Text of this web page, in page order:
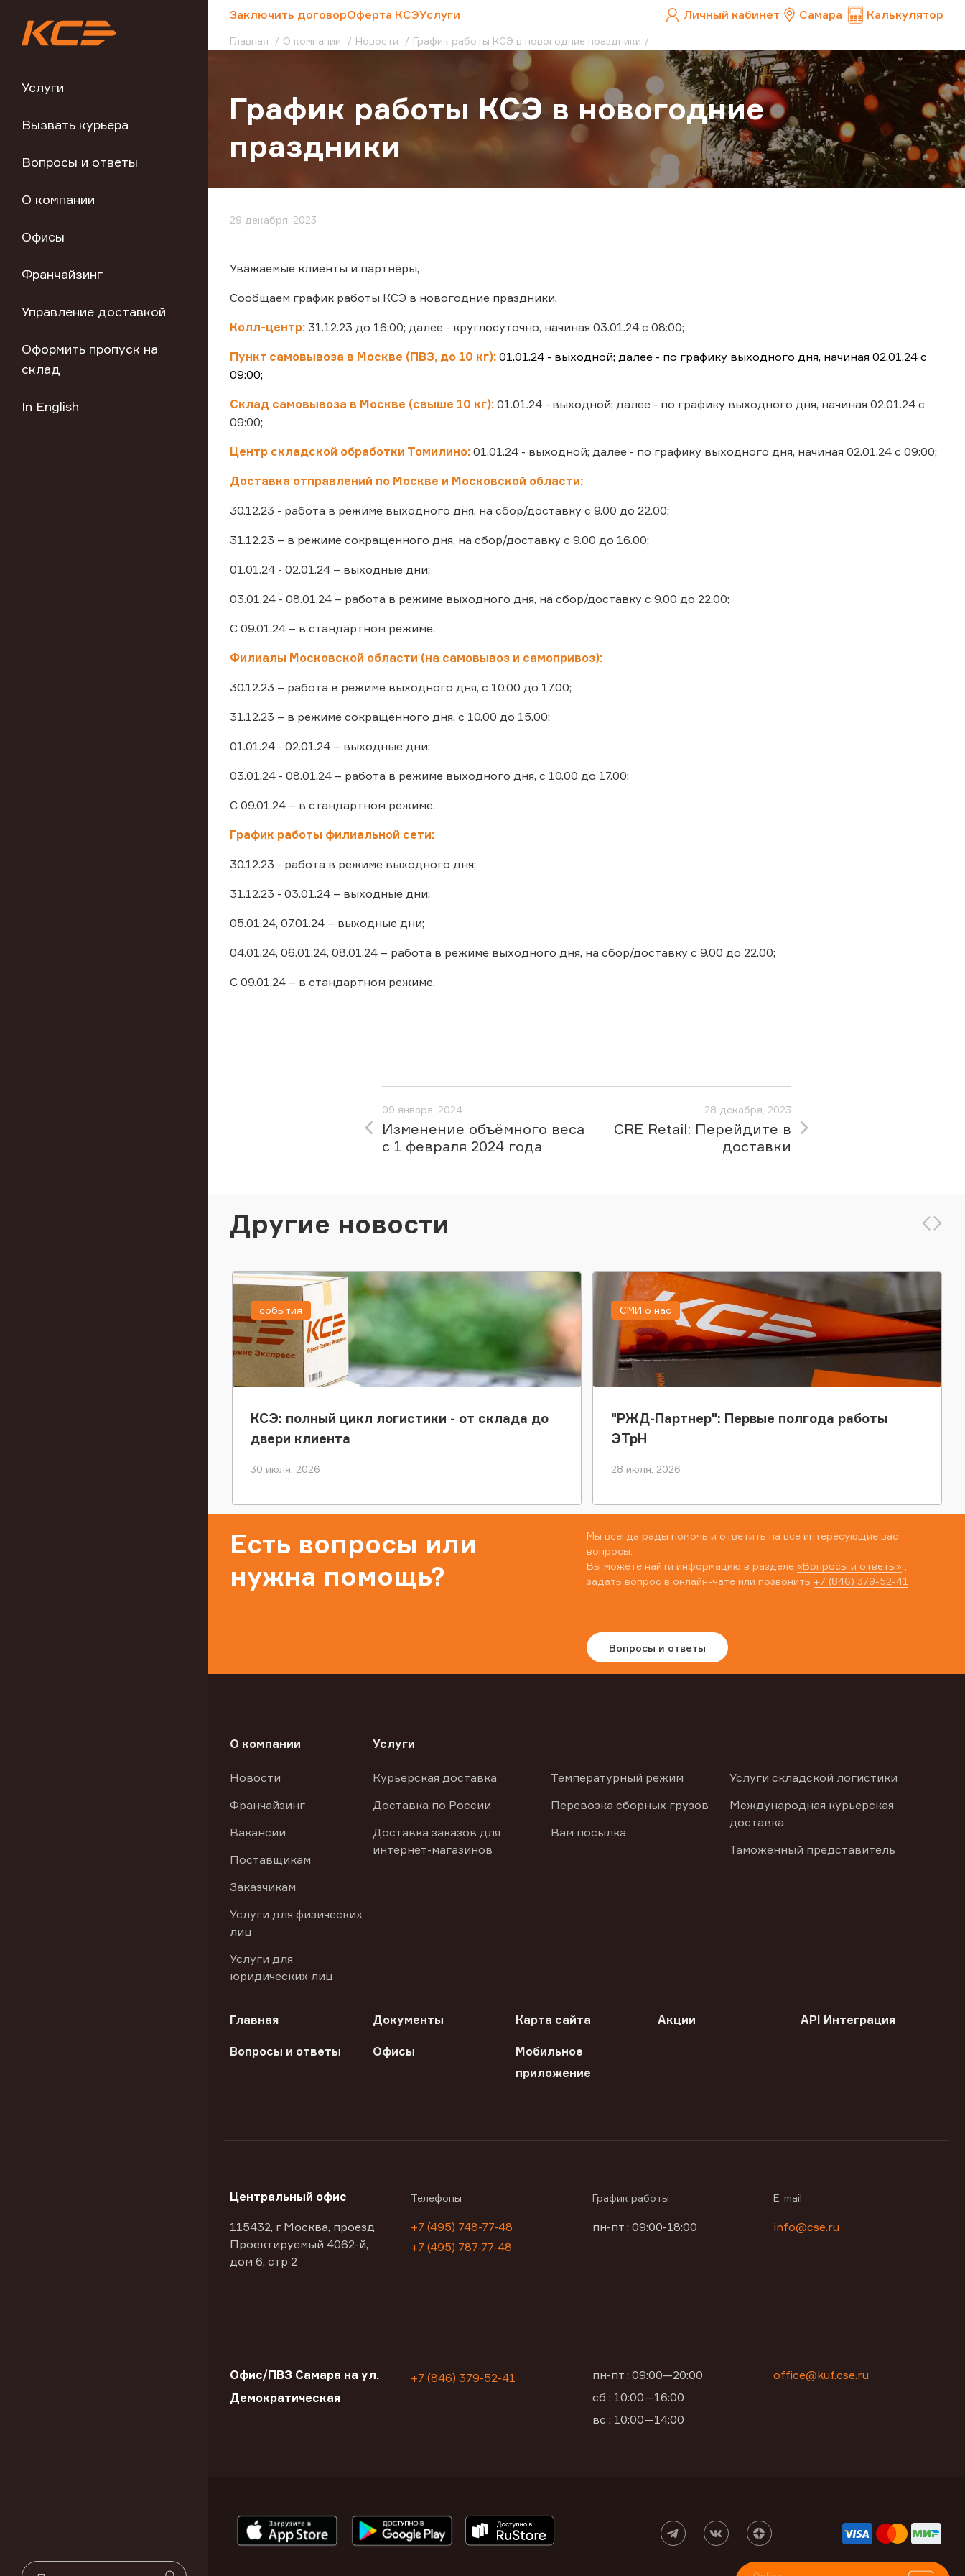
Услуги
Вызвать курьера
Вопросы и ответы
О компании
Офисы
Франчайзинг
Управление доставкой
Оформить пропуск на
склад
In English
Заключить договорОферта КСЭУслуги Личный кабинет Самара Калькулятор
Главная О компании Новости График работы КСЭ в новогодние праздники
График работы КСЭ в новогодние
праздники
29 декабря, 2023
Уважаемые клиенты и партнёры,
Сообщаем график работы КСЭ в новогодние праздники.
Колл-центр: 31.12.23 до 16:00; далее - круглосуточно, начиная 03.01.24 с 08:00;
Пункт самовывоза в Москве (ПВЗ, до 10 кг): 01.01.24 - выходной; далее - по графику выходного дня, начиная 02.01.24 с
09:00;
Склад самовывоза в Москве (свыше 10 кг): 01.01.24 - выходной; далее - по графику выходного дня, начиная 02.01.24 с
09:00;
Центр складской обработки Томилино: 01.01.24 - выходной; далее - по графику выходного дня, начиная 02.01.24 с 09:00;
Доставка отправлений по Москве и Московской области:
30.12.23 - работа в режиме выходного дня, на сбор/доставку с 9.00 до 22.00;
31.12.23 – в режиме сокращенного дня, на сбор/доставку с 9.00 до 16.00;
01.01.24 - 02.01.24 – выходные дни;
03.01.24 - 08.01.24 – работа в режиме выходного дня, на сбор/доставку с 9.00 до 22.00;
С 09.01.24 – в стандартном режиме.
Филиалы Московской области (на самовывоз и самопривоз):
30.12.23 – работа в режиме выходного дня, с 10.00 до 17.00;
31.12.23 – в режиме сокращенного дня, с 10.00 до 15.00;
01.01.24 - 02.01.24 – выходные дни;
03.01.24 - 08.01.24 – работа в режиме выходного дня, с 10.00 до 17.00;
С 09.01.24 – в стандартном режиме.
График работы филиальной сети:
30.12.23 - работа в режиме выходного дня;
31.12.23 - 03.01.24 – выходные дни;
05.01.24, 07.01.24 – выходные дни;
04.01.24, 06.01.24, 08.01.24 – работа в режиме выходного дня, на сбор/доставку с 9.00 до 22.00;
С 09.01.24 – в стандартном режиме.
09 января, 2024
Изменение объёмного веса
с 1 февраля 2024 года
28 декабря, 2023
CRE Retail: Перейдите в
доставки
Другие новости
КСЭ: полный цикл логистики - от склада до
двери клиента
30 июля, 2026
события
"РЖД-Партнер": Первые полгода работы
ЭТрН
28 июля, 2026
СМИ о нас
Есть вопросы или
нужна помощь?
Мы всегда рады помочь и ответить на все интересующие вас
вопросы.
Вы можете найти информацию в разделе «Вопросы и ответы»
задать вопрос в онлайн-чате или позвонить +7 (846) 379-52-41
Вопросы и ответы
О компании
Новости
Франчайзинг
Вакансии
Поставщикам
Заказчикам
Услуги для физических
лиц
Услуги для
юридических лиц
Услуги
Курьерская доставка
Доставка по России
Доставка заказов для
интернет-магазинов
Температурный режим
Перевозка сборных грузов
Вам посылка
Услуги складской логистики
Международная курьерская
доставка
Таможенный представитель
Главная Документы Карта сайта Акции API Интеграция
Вопросы и ответы Офисы
Мобильное
приложение
Центральный офис
115432, г Москва, проезд
Проектируемый 4062-й,
дом 6, стр 2
Телефоны
+7 (495) 748-77-48
+7 (495) 787-77-48
График работы
пн-пт : 09:00-18:00
E-mail
info@cse.ru
Офис/ПВЗ Самара на ул.
Демократическая
+7 (846) 379-52-41
пн-пт : 09:00—20:00
сб : 10:00—16:00
вс : 10:00—14:00
office@kuf.cse.ru